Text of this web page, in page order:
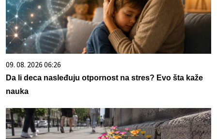
09. 08. 2026 06:26
Da li deca nasleđuju otpornost na stres? Evo šta kaže
nauka